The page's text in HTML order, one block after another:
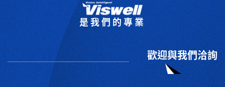
是我們的專業
歡迎與我們洽詢